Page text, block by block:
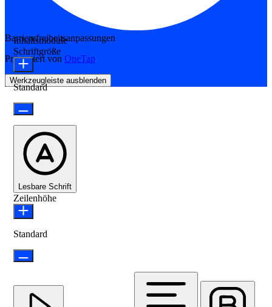
Barrierefreiheitsanpassungen
Präsentiert von OneTap
Werkzeugleiste ausblenden
Inhaltsmodule
Schriftgröße
Standard
Lesbare Schrift
Zeilenhöhe
Standard